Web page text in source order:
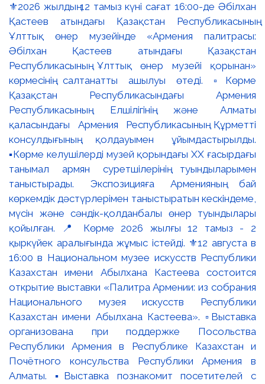
⚜️2026 жылдың 12 тамыз күні сағат 16:00-де Әбілхан
Қастеев атындағы Қазақстан Республикасының
Ұлттық өнер музейінде «Армения палитрасы:
Әбілхан Қастеев атындағы Қазақстан
Республикасының Ұлттық өнер музейі қорынан»
көрмесінің салтанатты ашылуы өтеді. ▫️Көрме
Қазақстан Республикасындағы Армения
Республикасының Елшілігінің және Алматы
қаласындағы Армения Республикасының Құрметті
консулдығының қолдауымен ұйымдастырылды.
▪️Көрме келушілерді музей қорындағы ХХ ғасырдағы
танымал армян суретшілерінің туындыларымен
таныстырады. Экспозицияға Арменияның бай
көркемдік дәстүрлерімен таныстыратын кескіндеме,
мүсін және сәндік-қолданбалы өнер туындылары
қойылған. 📍 Көрме 2026 жылғы 12 тамыз - 2
қыркүйек аралығында жұмыс істейді. ⚜️12 августа в
16:00 в Национальном музее искусств Республики
Казахстан имени Абылхана Кастеева состоится
открытие выставки «Палитра Армении: из собрания
Национального музея искусств Республики
Казахстан имени Абылхана Кастеева». ▫️Выставка
организована при поддержке Посольства
Республики Армения в Республике Казахстан и
Почётного консульства Республики Армения в
Алматы. ▪️Выставка познакомит посетителей с